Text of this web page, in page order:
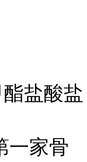
盐酸盐
一家骨